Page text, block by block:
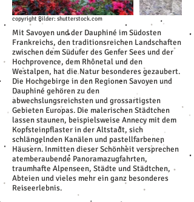
copyright Bilder: shutterstock.com
Mit Savoyen und der Dauphiné im Südosten
Frankreichs, den traditionsreichen Landschaften
zwischen dem Südufer des Genfer Sees und der
Hochprovence, dem Rhônetal und den
Westalpen, hat die Natur besonderes gezaubert.
Die Hochgebirge in den Regionen Savoyen und
Dauphiné gehören zu den
abwechslungsreichsten und grossartigsten
Gebieten Europas. Die malerischen Städtchen
lassen staunen, beispielsweise Annecy mit dem
Kopfsteinpflaster in der Altstadt, sich
schlängelnden Kanälen und pastellfarbenen
Häusern. Inmitten dieser Schönheit versprechen
atemberaubende Panoramazugfahrten,
traumhafte Alpenseen, Städte und Städtchen,
Abteien und vieles mehr ein ganz besonderes
Reiseerlebnis.